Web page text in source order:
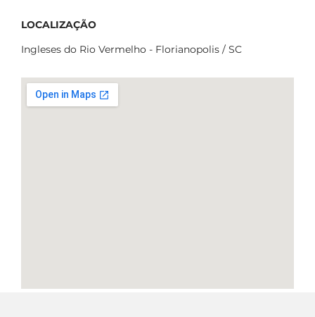
LOCALIZAÇÃO
Ingleses do Rio Vermelho - Florianopolis / SC